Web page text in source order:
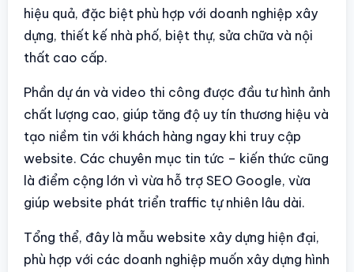
hiệu quả, đặc biệt phù hợp với doanh nghiệp xây
dựng, thiết kế nhà phố, biệt thự, sửa chữa và nội
thất cao cấp.
Phần dự án và video thi công được đầu tư hình ảnh
chất lượng cao, giúp tăng độ uy tín thương hiệu và
tạo niềm tin với khách hàng ngay khi truy cập
website. Các chuyên mục tin tức – kiến thức cũng
là điểm cộng lớn vì vừa hỗ trợ SEO Google, vừa
giúp website phát triển traffic tự nhiên lâu dài.
Tổng thể, đây là mẫu website xây dựng hiện đại,
phù hợp với các doanh nghiệp muốn xây dựng hình